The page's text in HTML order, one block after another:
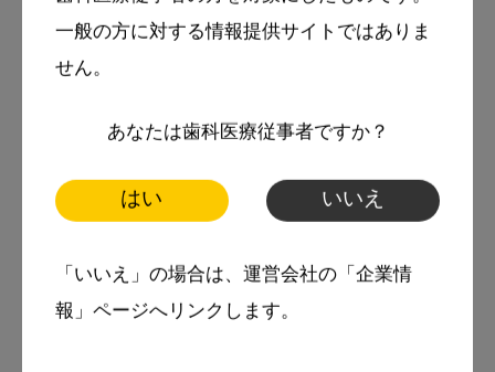
一般の方に対する情報提供サイトではありま
せん。
あなたは歯科医療従事者ですか？
はい いいえ
「いいえ」の場合は、運営会社の「企業情
報」ページへリンクします。
科治療の根幹をなすのは根管であるというこ
とを痛感させられた。
歯内療法は、歯科医師の責務ともいえる永続
性のある治療の成功の可否を決める重要な要
素の1つであることはいうまでもない。しか
し若手の先生のなかには、その成功の判断基
準が根管充填後のエックス線写真の写り方や